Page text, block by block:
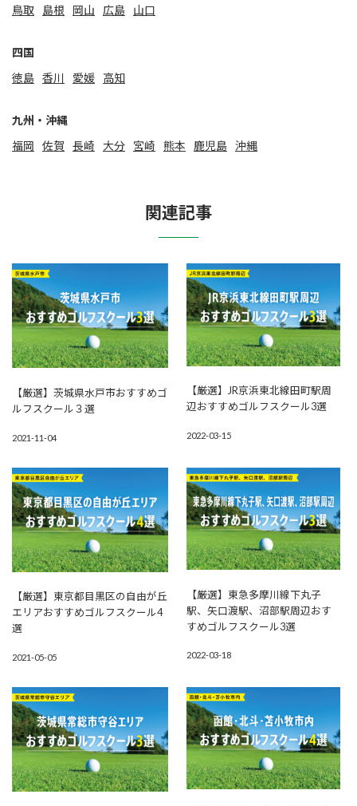
鳥取
島根 岡山 広島 山口
四国
徳島 香川 愛媛 高知
九州・沖縄
福岡
佐賀 ⻑崎 大分 宮崎 熊本 鹿児島 沖縄
関連記事
【厳選】茨城県水戸市おすすめゴ
ルフスクール３選
2021-11-04
【厳選】JR京浜東北線田町駅周
辺おすすめゴルフスクール3選
2022-03-15
【厳選】東京都目黒区の自由が丘
エリアおすすめゴルフスクール4
選
2021-05-05
【厳選】東急多摩川線下丸子
駅、矢口渡駅、沼部駅周辺おす
すめゴルフスクール3選
2022-03-18